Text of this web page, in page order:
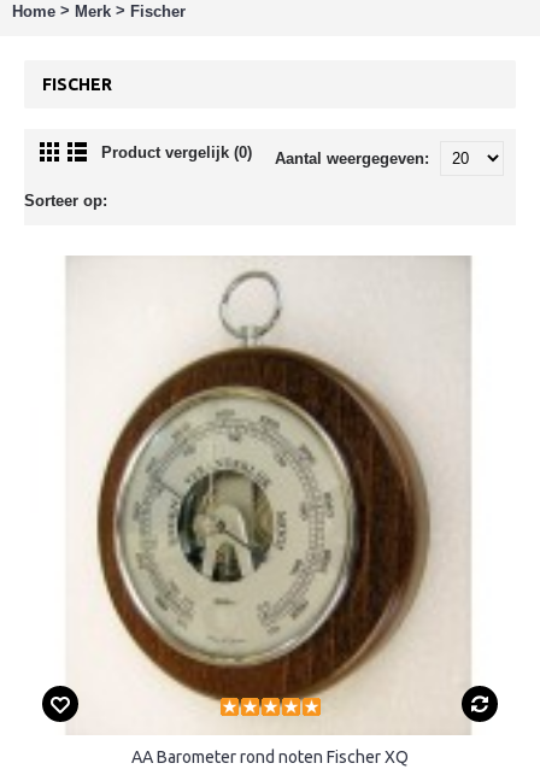
Home > Merk > Fischer
FISCHER
Product vergelijk (0) Aantal weergegeven:
Sorteer op:
AA Barometer rond noten Fischer XQ